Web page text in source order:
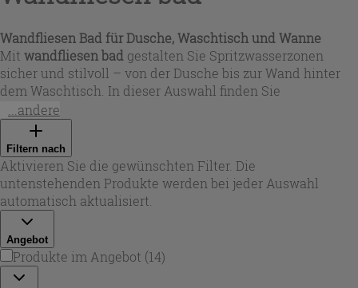
Wandfliesen Bad für Dusche, Waschtisch und Wanne
Mit wandfliesen bad gestalten Sie Spritzwasserzonen
sicher und stilvoll – von der Dusche bis zur Wand hinter
dem Waschtisch. In dieser Auswahl finden Sie
badezimmer wandfliesen
die auf Innenwände ausgelegt sind: pflegeleicht,
feuchtigkeitsresistent und ideal für Renovierungen wie
Neubauten. Ob Sie ruhige Flächen oder Akzentwände
planen – die passendenbad wandfliesenunterstützen ein
sauberes Fugenbild und ein harmonisches Gesamtbild im
Raum.
...andere
Filtern nach
Aktivieren Sie die gewünschten Filter. Die
untenstehenden Produkte werden bei jeder Auswahl
automatisch aktualisiert.
Angebot
Produkte im Angebot (14)